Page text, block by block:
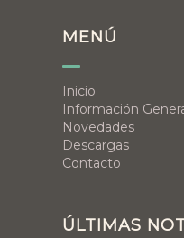
MENÚ
Inicio
Información
Novedades
Descargas
Contacto
ÚLTIMAS